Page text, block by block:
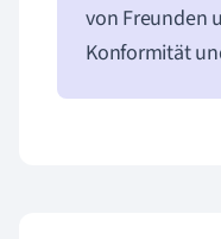
von Freunden
Konformität